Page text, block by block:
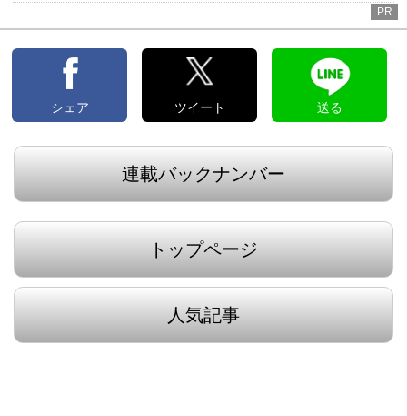
PR
シェア ツイート 送る
連載バックナンバー
トップページ
人気記事